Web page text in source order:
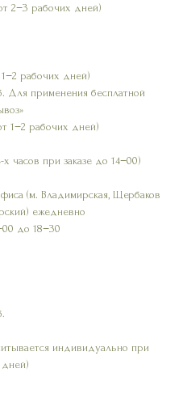
2−3 рабочих дней)
рабочих дней)
Для применения бесплатной
1−2 рабочих дней)
часов при заказе до 14−00)
(м. Владимирская, Щербаков
ежедневно
до 18−30
индивидуально при
дней)